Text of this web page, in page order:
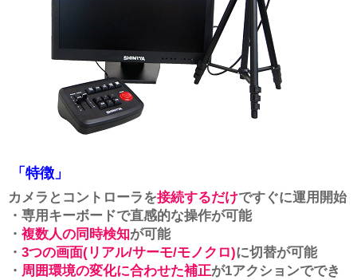
「特徴」
カメラとコントローラを接続するだけですぐに運用開始
・専用キーボードで直感的な操作が可能
・複数人の同時検知が可能
・3つの画面(リアル/サーモ/モノクロ)に切替が可能
・ 周囲環境の変化に合わせた補正が1アクションででき